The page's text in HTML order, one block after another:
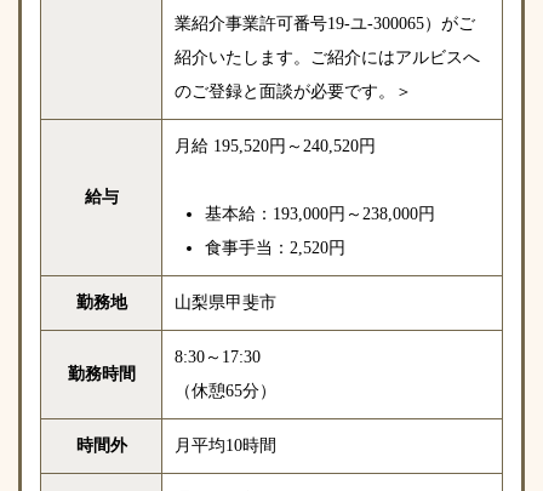
業紹介事業許可番号19-ユ-300065）がご
紹介いたします。ご紹介にはアルビスへ
のご登録と面談が必要です。＞
給与
月給 195,520円～240,520円
基本給：193,000円～238,000円
食事手当：2,520円
勤務地 山梨県甲斐市
勤務時間
8:30～17:30
（休憩65分）
時間外 月平均10時間